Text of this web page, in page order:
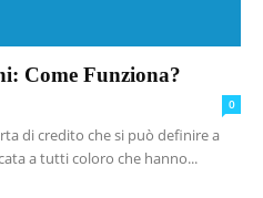
Come Funziona?
0
di credito che si può definire a
a tutti coloro che hanno...